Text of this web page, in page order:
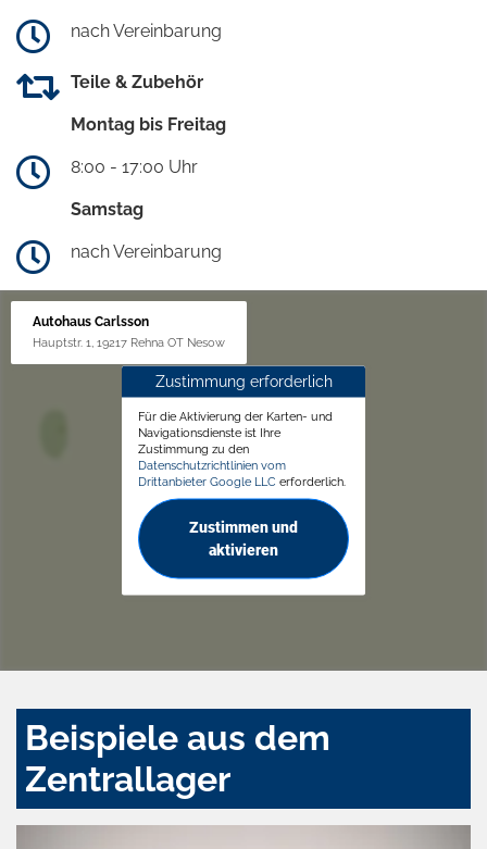
nach Vereinbarung
Teile & Zubehör
Montag bis Freitag
8:00 - 17:00 Uhr
Samstag
nach Vereinbarung
Autohaus Carlsson
Hauptstr. 1, 19217 Rehna OT Nesow
Zustimmung erforderlich
Für die Aktivierung der Karten- und
Navigationsdienste ist Ihre
Zustimmung zu den
Datenschutzrichtlinien vom
Drittanbieter Google LLC erforderlich.
Zustimmen und
aktivieren
Beispiele aus dem
Zentrallager